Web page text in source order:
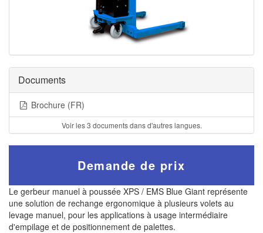
Documents
Brochure (FR)
Voir les 3 documents dans d'autres langues.
Demande de prix
Le gerbeur manuel à poussée XPS / EMS Blue Giant représente
une solution de rechange ergonomique à plusieurs volets au
levage manuel, pour les applications à usage intermédiaire
d'empilage et de positionnement de palettes.